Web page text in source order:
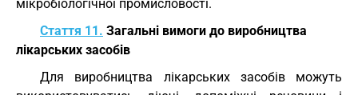
мікробіологічної промисловості.
Стаття 11. Загальні вимоги до виробництва
лікарських засобів
Для виробництва лікарських засобів можуть